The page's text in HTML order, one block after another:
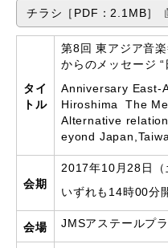
チラシ［PDF：2.1MB］
タイ
トル
第8回 東アジア音
からのメッセージ “
Anniversary East-
Hiroshima The
Alternative
eyond
会期
2017年10月28日（
いずれも14時00分
会場 JMSアステールプ